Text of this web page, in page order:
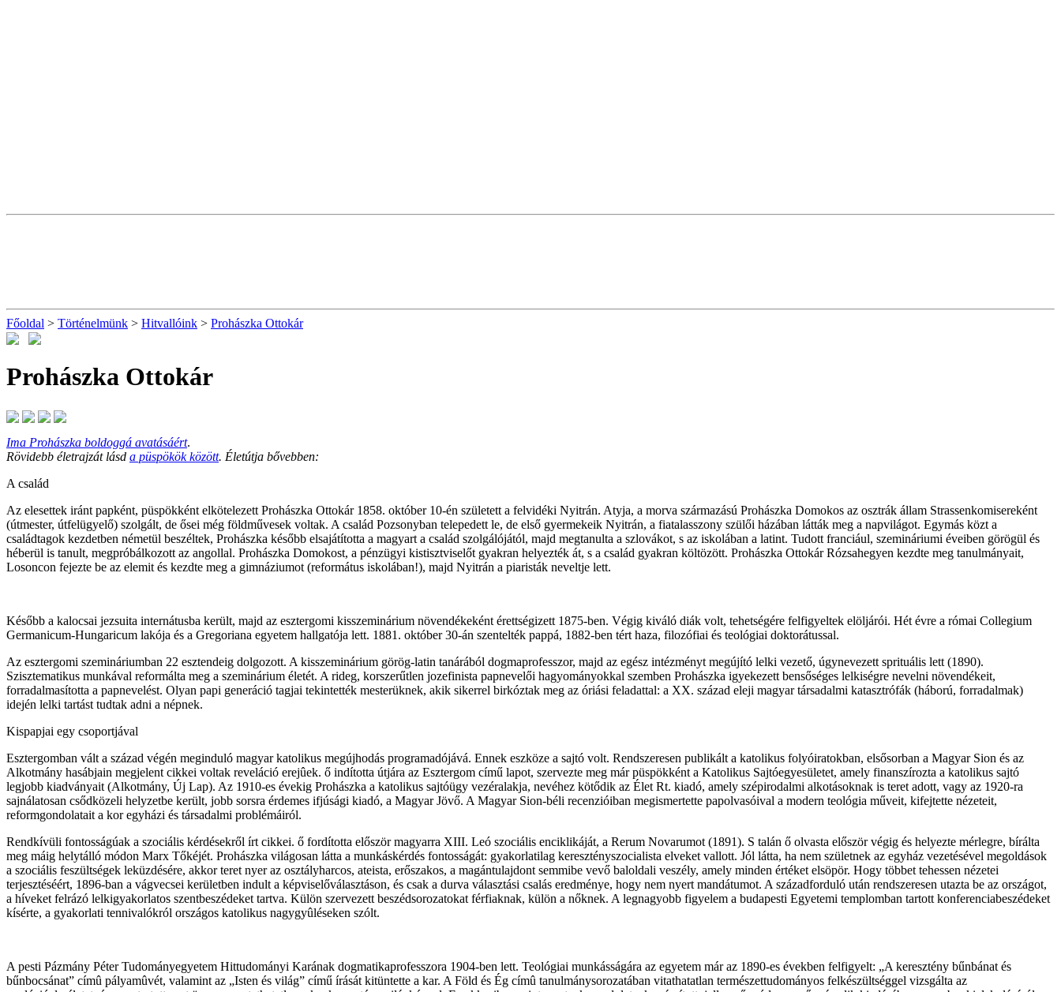
Főoldal > Történelmünk > Hitvallóink > Prohászka Ottokár
Prohászka Ottokár
Ima Prohászka boldoggá avatásáért.
Rövidebb életrajzát lásd a püspökök között. Életútja bővebben:
A család
Az elesettek iránt papként, püspökként elkötelezett Prohászka Ottokár 1858. október 10-én született a felvidéki Nyitrán. Atyja, a morva származású Prohászka Domokos az osztrák állam Strassenkomisereként
(útmester, útfelügyelő) szolgált, de ősei még földművesek voltak. A család Pozsonyban telepedett le, de első gyermekeik Nyitrán, a fiatalasszony szülői házában látták meg a napvilágot. Egymás közt a
családtagok kezdetben németül beszéltek, Prohászka később elsajátította a magyart a család szolgálójától, majd megtanulta a szlovákot, s az iskolában a latint. Tudott franciául, szemináriumi éveiben görögül és
héberül is tanult, megpróbálkozott az angollal. Prohászka Domokost, a pénzügyi kistisztviselőt gyakran helyezték át, s a család gyakran költözött. Prohászka Ottokár Rózsahegyen kezdte meg tanulmányait,
Losoncon fejezte be az elemit és kezdte meg a gimnáziumot (református iskolában!), majd Nyitrán a piaristák neveltje lett.
Később a kalocsai jezsuita internátusba került, majd az esztergomi kisszeminárium növendékeként érettségizett 1875-ben. Végig kiváló diák volt, tehetségére felfigyeltek elöljárói. Hét évre a római Collegium
Germanicum-Hungaricum lakója és a Gregoriana egyetem hallgatója lett. 1881. október 30-án szentelték pappá, 1882-ben tért haza, filozófiai és teológiai doktorátussal.
Az esztergomi szemináriumban 22 esztendeig dolgozott. A kisszeminárium görög-latin tanárából dogmaprofesszor, majd az egész intézményt megújító lelki vezető, úgynevezett sprituális lett (1890).
Szisztematikus munkával reformálta meg a szeminárium életét. A rideg, korszerűtlen jozefinista papnevelői hagyományokkal szemben Prohászka igyekezett bensőséges lelkiségre nevelni növendékeit,
forradalmasította a papnevelést. Olyan papi generáció tagjai tekintették mesterüknek, akik sikerrel birkóztak meg az óriási feladattal: a XX. század eleji magyar társadalmi katasztrófák (háború, forradalmak)
idején lelki tartást tudtak adni a népnek.
Kispapjai egy csoportjával
Esztergomban vált a század végén meginduló magyar katolikus megújhodás programadójává. Ennek eszköze a sajtó volt. Rendszeresen publikált a katolikus folyóiratokban, elsősorban a Magyar Sion és az
Alkotmány hasábjain megjelent cikkei voltak reveláció erejûek. ő indította útjára az Esztergom című lapot, szervezte meg már püspökként a Katolikus Sajtóegyesületet, amely finanszírozta a katolikus sajtó
legjobb kiadványait (Alkotmány, Új Lap). Az 1910-es évekig Prohászka a katolikus sajtóügy vezéralakja, nevéhez kötődik az Élet Rt. kiadó, amely szépirodalmi alkotásoknak is teret adott, vagy az 1920-ra
sajnálatosan csődközeli helyzetbe került, jobb sorsra érdemes ifjúsági kiadó, a Magyar Jövő. A Magyar Sion-béli recenzióiban megismertette papolvasóival a modern teológia műveit, kifejtette nézeteit,
reformgondolatait a kor egyházi és társadalmi problémáiról.
Rendkívüli fontosságúak a szociális kérdésekről írt cikkei. ő fordította először magyarra XIII. Leó szociális enciklikáját, a Rerum Novarumot (1891). S talán ő olvasta először végig és helyezte mérlegre, bírálta
meg máig helytálló módon Marx Tőkéjét. Prohászka világosan látta a munkáskérdés fontosságát: gyakorlatilag keresztényszocialista elveket vallott. Jól látta, ha nem születnek az egyház vezetésével megoldások
a szociális feszültségek leküzdésére, akkor teret nyer az osztályharcos, ateista, erőszakos, a magántulajdont semmibe vevő baloldali veszély, amely minden értéket elsöpör. Hogy többet tehessen nézetei
terjesztéséért, 1896-ban a vágvecsei kerületben indult a képviselőválasztáson, és csak a durva választási csalás eredménye, hogy nem nyert mandátumot. A századforduló után rendszeresen utazta be az országot,
a híveket felrázó lelkigyakorlatos szentbeszédeket tartva. Külön szervezett beszédsorozatokat férfiaknak, külön a nőknek. A legnagyobb figyelem a budapesti Egyetemi templomban tartott konferenciabeszédeket
kísérte, a gyakorlati tennivalókról országos katolikus nagygyûléseken szólt.
A pesti Pázmány Péter Tudományegyetem Hittudományi Karának dogmatikaprofesszora 1904-ben lett. Teológiai munkásságára az egyetem már az 1890-es években felfigyelt: „A keresztény bűnbánat és
bűnbocsánat” címû pályamûvét, valamint az „Isten és világ” című írását kitüntette a kar. A Föld és Ég címû tanulmánysorozatában vitathatatlan természettudományos felkészültséggel vizsgálta az